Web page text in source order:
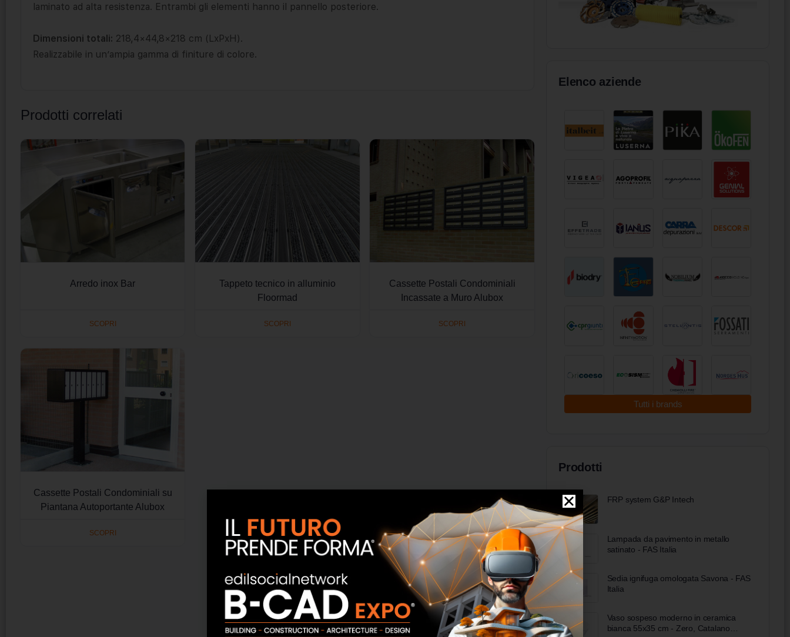
laminato ad alta resistenza. Entrambi gli elementi hanno il pannello posteriore.
Dimensioni totali: 218,4×44,8×218 cm (LxPxH).
Realizzabile in un’ampia gamma di finiture di colore.
Prodotti correlati
Arredo inox Bar
SCOPRI
Tappeto tecnico in alluminio
Floormad
SCOPRI
Cassette Postali Condominiali
Incassate a Muro Alubox
SCOPRI
Cassette Postali Condominiali su
Piantana Autoportante Alubox
SCOPRI
Elenco aziende
Tutti i brands
Prodotti
FRP system G&P Intech
Lampada da pavimento in metallo
satinato - FAS Italia
Sedia ignifuga omologata Savona - FAS
Italia
Vaso sospeso moderno in ceramica
bianca 55x35 cm - Zero, Catalano